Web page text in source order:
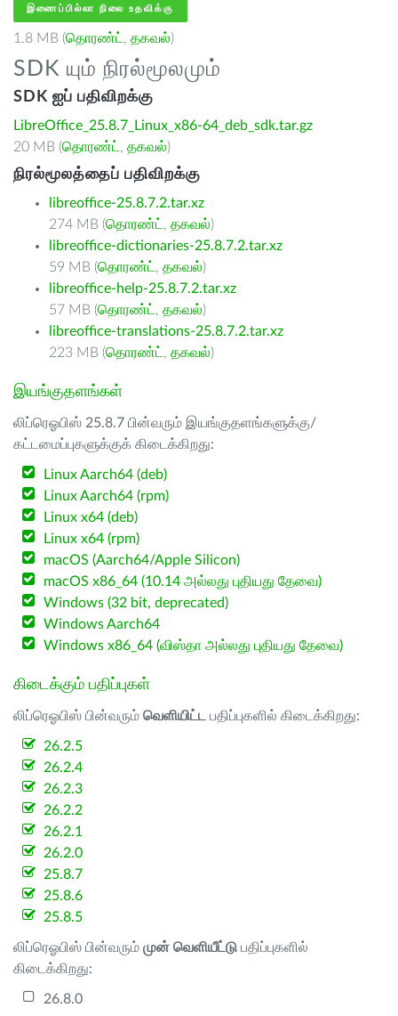
இணைப்பில்லா நிலை உதவிக்கு
1.8 MB (தொரண்ட் , தகவல்)
SDK யும் நிரல்மூலமும்
SDK ஐப் பதிவிறக்கு
LibreOffice_25.8.7_Linux_x86-64_deb_sdk.tar.gz
20 MB (தொரண்ட் , தகவல்)
நிரல்மூலத்தைப் பதிவிறக்கு
libreoffice-25.8.7.2.tar.xz
274 MB (தொரண்ட் , தகவல்)
libreoffice-dictionaries-25.8.7.2.tar.xz
59 MB (தொரண்ட் , தகவல்)
libreoffice-help-25.8.7.2.tar.xz
57 MB (தொரண்ட் , தகவல்)
libreoffice-translations-25.8.7.2.tar.xz
223 MB (தொரண்ட் , தகவல்)
இயங்குதளங்கள்
லிப்ரெஓபிஸ் 25.8.7 பின்வரும் இயங்குதளங்களுக்கு/
கட்டமைப்புகளுக்குக் கிடைக்கிறது:
Linux Aarch64 (deb)
Linux Aarch64 (rpm)
Linux x64 (deb)
Linux x64 (rpm)
macOS (Aarch64/Apple Silicon)
macOS x86_64 (10.14 அல்லது புதியது தேவை)
Windows (32 bit, deprecated)
Windows Aarch64
Windows x86_64 (விஸ்தா அல்லது புதியது தேவை)
கிடைக்கும் பதிப்புகள்
லிப்ரெஓபிஸ் பின்வரும் வெளியிட்ட பதிப்புகளில் கிடைக்கிறது:
26.2.5
26.2.4
26.2.3
26.2.2
26.2.1
26.2.0
25.8.7
25.8.6
25.8.5
லிப்ரெஓபிஸ் பின்வரும் முன் வெளியீட்டு பதிப்புகளில்
கிடைக்கிறது:
26.8.0